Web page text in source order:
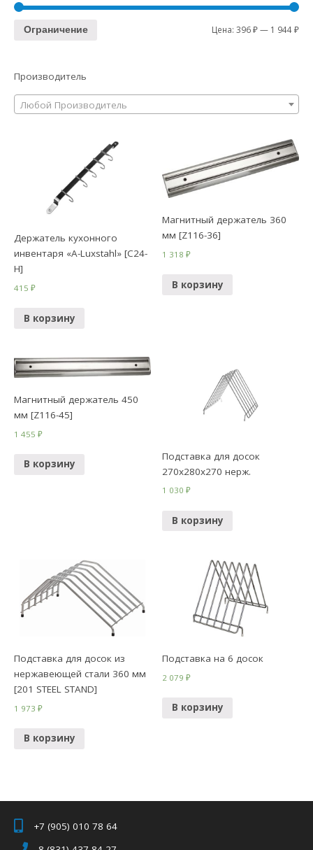
Ограничение Цена: 396 ₽— 1 944 ₽
Производитель
Любой Производитель
Держатель кухонного
инвентаря «А-Luxstahl» [C24-
Н]
415₽
В корзину
Магнитный держатель 360
мм [Z116-36]
1 318₽
В корзину
Магнитный держатель 450
мм [Z116-45]
1 455₽
В корзину
Подставка для досок
270х280х270 нерж.
1 030₽
В корзину
Подставка для досок из
нержавеющей стали 360 мм
[201 STEEL STAND]
1 973₽
В корзину
Подставка на 6 досок
2 079₽
В корзину
+7 (905) 010 78 64